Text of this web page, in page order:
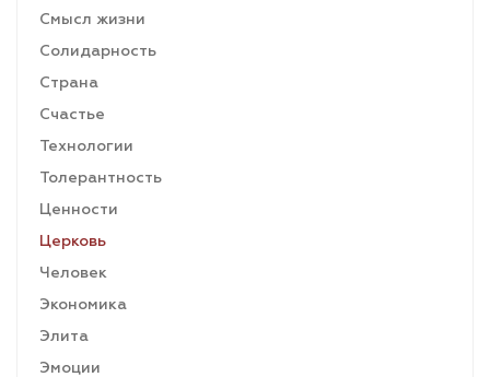
Смысл жизни
Солидарность
Страна
Счастье
Технологии
Толерантность
Ценности
Церковь
Человек
Экономика
Элита
Эмоции